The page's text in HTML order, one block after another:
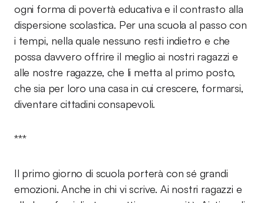
ogni forma di povertà educativa e il contrasto alla
dispersione scolastica. Per una scuola al passo con
i tempi, nella quale nessuno resti indietro e che
possa davvero offrire il meglio ai nostri ragazzi e
alle nostre ragazze, che li metta al primo posto,
che sia per loro una casa in cui crescere, formarsi,
diventare cittadini consapevoli.
***
Il primo giorno di scuola porterà con sé grandi
emozioni. Anche in chi vi scrive. Ai nostri ragazzi e